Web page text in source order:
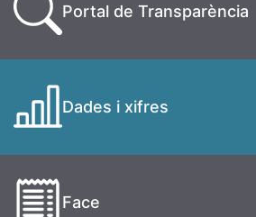
Portal de Transparència
Dades i xifres
Face